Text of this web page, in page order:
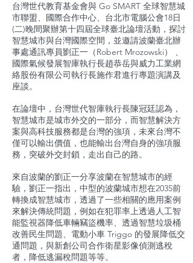
台灣世代教育基金會與 Go SMART 全球智慧城
市聯盟、國際合作中心、台北市電腦公會18日
(二)晚間聚辦第十四屆全球臺北論壇活動，探討
智慧城市與台灣國際空間，並邀請波蘭臺北辦
事處通訊專員劉正一（Robert Mrozowski） 、
國際氣候發展智庫執行長趙恭岳與威力工業網
絡股份有限公司執行長施作君進行專題演講及
座談。
在論壇中，台灣世代智庫執行長陳冠廷認為，
智慧城市是城市外交的一部分，而智慧解決方
案與高科技服務都是台灣的強項，未來台灣不
僅可以輸出價值，也能輸出台灣自身的強項服
務，突破外交封鎖，走出自己的路。
來自波蘭的劉正一分享波蘭在智慧城市的經
驗，劉正一指出，中型的波蘭城市想在2035前
轉換成智慧城市，透過了一些相關的應用案例
來解決傳統問題，例如在犯罪率上透過人工智
能監視器降低車輛竊盜機率、透過智慧垃圾桶
改善民生問題、電動小車 Triggo 的發展降低交
通問題，與新創公司合作衛星影像偵測逃稅
者，降低逃漏稅問題等等。